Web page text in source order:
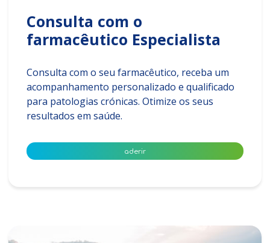
Consulta com o
farmacêutico Especialista
Consulta com o seu farmacêutico, receba um
acompanhamento personalizado e qualificado
para patologias crónicas. Otimize os seus
resultados em saúde.
aderir